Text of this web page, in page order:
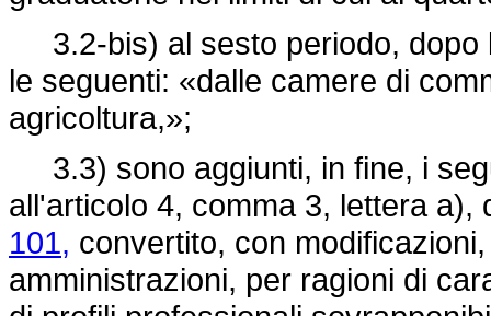
3.2-bis) al sesto periodo, dopo
le seguenti: «dalle camere di
agricoltura,»;
3.3) sono aggiunti, in fine, i
all'articolo 4, comma 3, lettera a),
101, convertito, con
amministrazioni, per ragioni di